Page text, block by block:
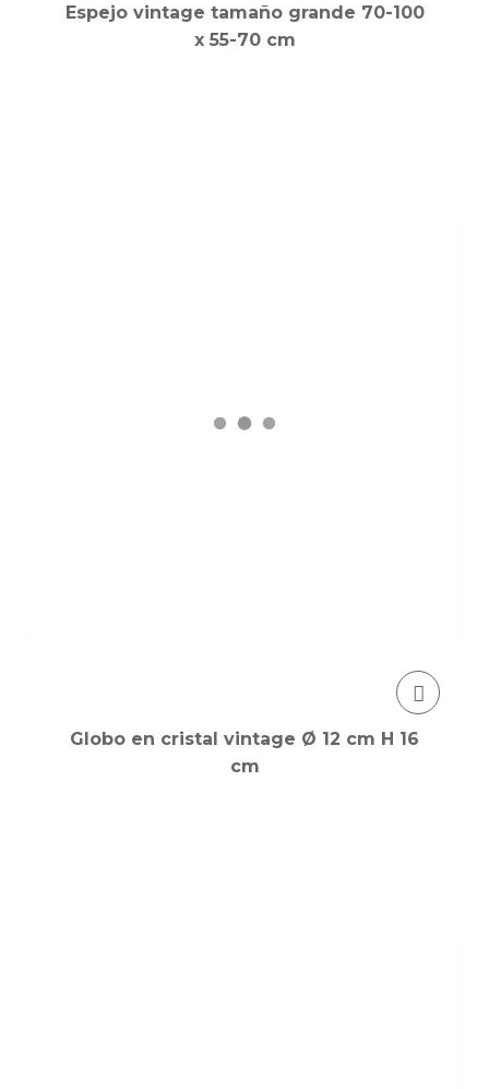
Espejo vintage tamaño grande 70-100
x 55-70 cm
Globo en cristal vintage Ø 12 cm H 16
cm